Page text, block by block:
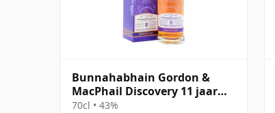
Bunnahabhain Gordon &
MacPhail Discovery 11 jaar
oud
70cl • 43%